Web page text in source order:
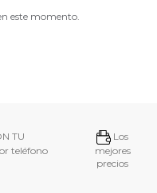
este momento.
TU
teléfono
Los
mejores
precios